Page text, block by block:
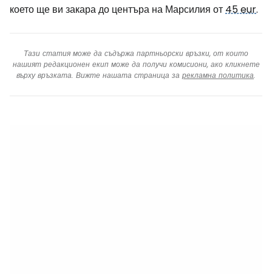
което ще ви закара до центъра на Марсилия от45 eur.
Тази статия може да съдържа партньорски връзки, от които
нашият редакционен екип може да получи комисиони, ако кликнете
върху връзката. Вижте нашата страница за рекламна политика.